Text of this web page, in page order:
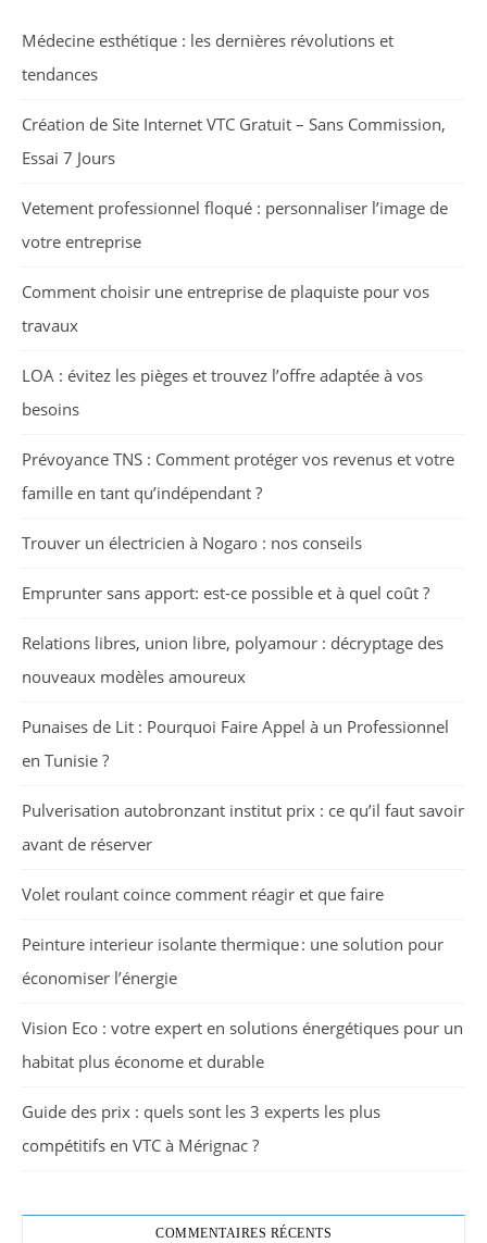
Médecine esthétique : les dernières révolutions et
tendances
Création de Site Internet VTC Gratuit – Sans Commission,
Essai 7 Jours
Vetement professionnel floqué : personnaliser l’image de
votre entreprise
Comment choisir une entreprise de plaquiste pour vos
travaux
LOA : évitez les pièges et trouvez l’offre adaptée à vos
besoins
Prévoyance TNS : Comment protéger vos revenus et votre
famille en tant qu’indépendant ?
Trouver un électricien à Nogaro : nos conseils
Emprunter sans apport: est-ce possible et à quel coût ?
Relations libres, union libre, polyamour : décryptage des
nouveaux modèles amoureux
Punaises de Lit : Pourquoi Faire Appel à un Professionnel
en Tunisie ?
Pulverisation autobronzant institut prix : ce qu’il faut savoir
avant de réserver
Volet roulant coince comment réagir et que faire
Peinture interieur isolante thermique : une solution pour
économiser l’énergie
Vision Eco : votre expert en solutions énergétiques pour un
habitat plus économe et durable
Guide des prix : quels sont les 3 experts les plus
compétitifs en VTC à Mérignac ?
COMMENTAIRES RÉCENTS